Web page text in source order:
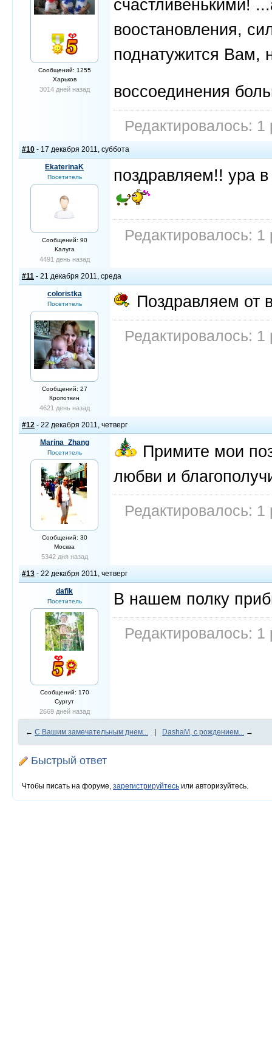
Сообщений: 1255
Харьков
3014 дней назад
счастливенькими!
воостановления,
поднатужится Вам,
воссоединения
Редактировалось:
#10 - 17 декабря 2011, суббота
EkaterinaK
Посетитель
Сообщений: 90
Калуга
4491 день назад
поздравляем!! ура
Редактировалось:
#11 - 21 декабря 2011, среда
coloristka
Посетитель
Сообщений: 27
Кропоткин
4621 день назад
Поздравляем от
Редактировалось:
#12 - 22 декабря 2011, четверг
Marina_Zhang
Посетитель
Сообщений: 30
Москва
5342 дня назад
Примите мои
любви и
Редактировалось:
#13 - 22 декабря 2011, четверг
dafik
Посетитель
Сообщений: 170
Сургут
2669 дней назад
В нашем полку
Редактировалось:
← С Вашим замечательным днем... DashaM, с рождением... →
Быстрый ответ
Чтобы писать на форуме, зарегистрируйтесь или авторизуйтесь.